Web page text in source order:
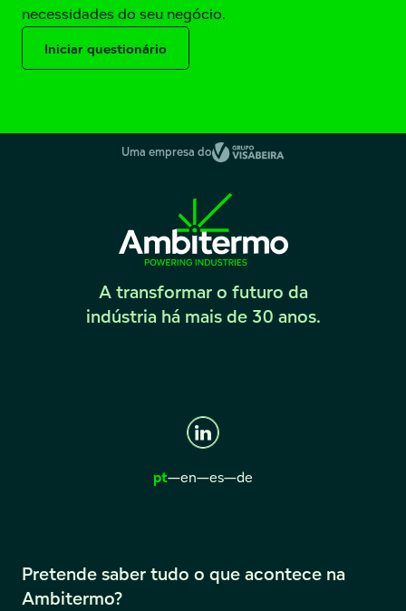
necessidades do seu negócio.
Iniciar questionário
Uma empresa do
A transformar o futuro da
indústria há mais de 30 anos.
pt—en—es—de
Pretende saber tudo o que acontece na
Ambitermo?